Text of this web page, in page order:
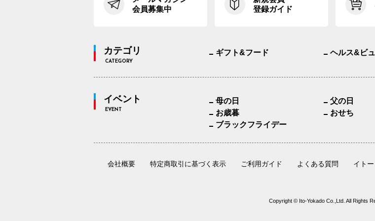
会員募集中
登録ガイド
カテゴリ
CATEGORY
ギフト&フード ヘルス&ビ
イベント
EVENT
母の日 父の日
お歳暮
おせち
ブラックフライデー
会社概要 特定商取引に基づく表示 ご利用ガイド よくある質問 イト
Copyright © Ito-Yokado Co.,Ltd. All Rights